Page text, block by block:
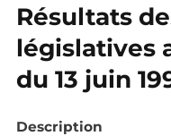
Résultats
législatives
du 13 juin
Description